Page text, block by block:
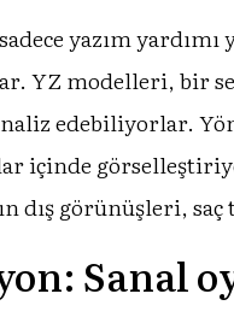
yazım
YZ modelleri, bir
edebiliyorlar.
içinde
dış görünüşleri,
Sanal